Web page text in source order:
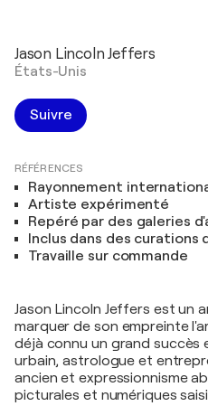
Jason Lincoln Jeffers
États-Unis
Suivre
RÉFÉRENCES
Rayonnement
Artiste expérimenté
Repéré par des galeries
Inclus dans des curations
Travaille sur commande
Jason Lincoln Jeffers est un
marquer de son empreinte
déjà connu un grand succès
urbain, astrologue et
ancien et expressionnisme
picturales et numériques